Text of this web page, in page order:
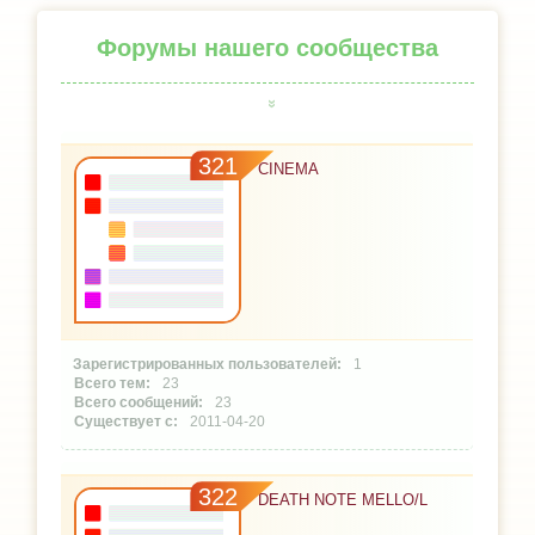
Форумы нашего сообщества
321 CINEMA
1
23
23
2011-04-20
322 DEATH NOTE MELLO/L